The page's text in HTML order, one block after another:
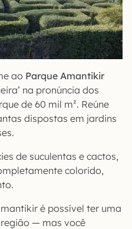
ao Parque Amantikir
na pronúncia dos
de 60 mil m². Reúne
dispostas em jardins
de suculentas e cactos,
colorido,
é possível ter uma
— mas você